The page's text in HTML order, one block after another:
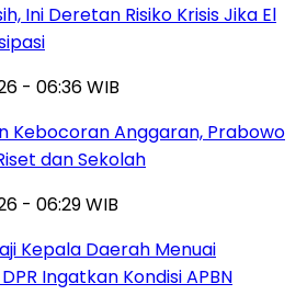
Ini Deretan Risiko Krisis Jika El
- 06:36 WIB
Kebocoran Anggaran, Prabowo
dan Sekolah
- 06:29 WIB
Kepala Daerah Menuai
Ingatkan Kondisi APBN